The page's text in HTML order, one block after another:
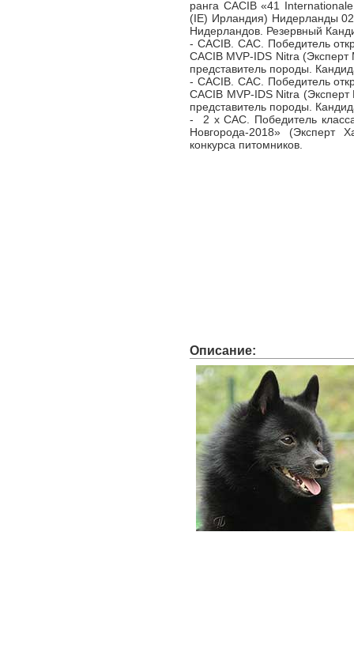
ранга CACIB «41
(IE) Ирландия) Нидерланды
Нидерландов. Резервный
- CACIB. CAC. Победитель
CACIB MVP-IDS Nitra
представитель породы.
- CACIB. CAC. Победитель
CACIB MVP-IDS Nitra
представитель породы.
- 2 х САС. Победитель
Новгорода-2018» (Эксперт
конкурса питомников.
Описание: